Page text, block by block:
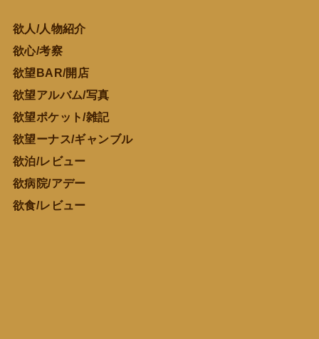
欲人/人物紹介
欲心/考察
欲望BAR/開店
欲望アルバム/写真
欲望ポケット/雑記
欲望ーナス/ギャンブル
欲泊/レビュー
欲病院/アデー
欲食/レビュー